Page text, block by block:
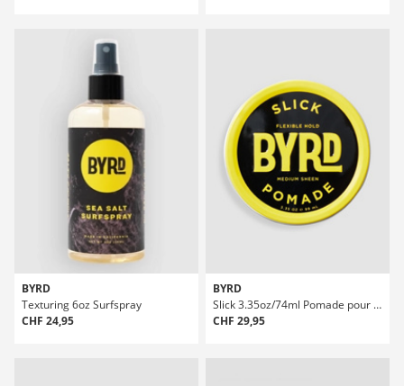
BYRD
Texturing 6oz Surfspray
CHF 24,95
BYRD
Slick 3.35oz/74ml Pomade pour les cheveux
CHF 29,95